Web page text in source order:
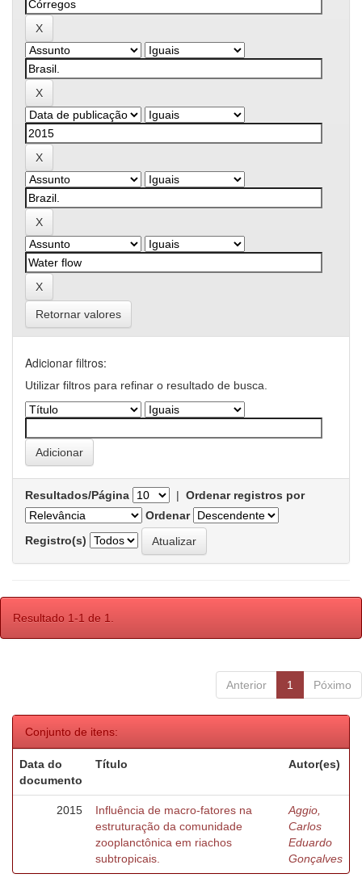
Retornar valores
Adicionar filtros:
Utilizar filtros para refinar o resultado de busca.
Resultados/Página | Ordenar registros por
Ordenar
Registro(s)
Resultado 1-1 de 1.
Anterior 1 Póximo
Conjunto de itens:
Data do
documento
Título Autor(es)
2015
Influência de macro-fatores na
estruturação da comunidade
zooplanctônica em riachos
subtropicais.
Aggio,
Carlos
Eduardo
Gonçalves